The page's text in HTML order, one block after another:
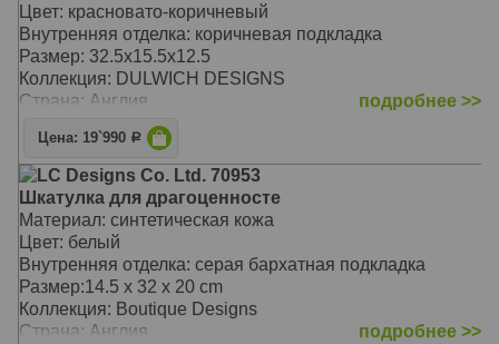
Цвет: красновато-коричневый
Внутренняя отделка: коричневая подкладка
Размер: 32.5х15.5х12.5
Коллекция: DULWICH DESIGNS
Страна: Англия
подробнее >>
Цена: 19`990 Р
LC Designs Co. Ltd. 70953
Шкатулка для драгоценносте
Материал: синтетическая кожа
Цвет: белый
Внутренняя отделка: серая бархатная подкладка
Размер:14.5 x 32 x 20 cm
Коллекция: Boutique Designs
Страна: Англия
подробнее >>